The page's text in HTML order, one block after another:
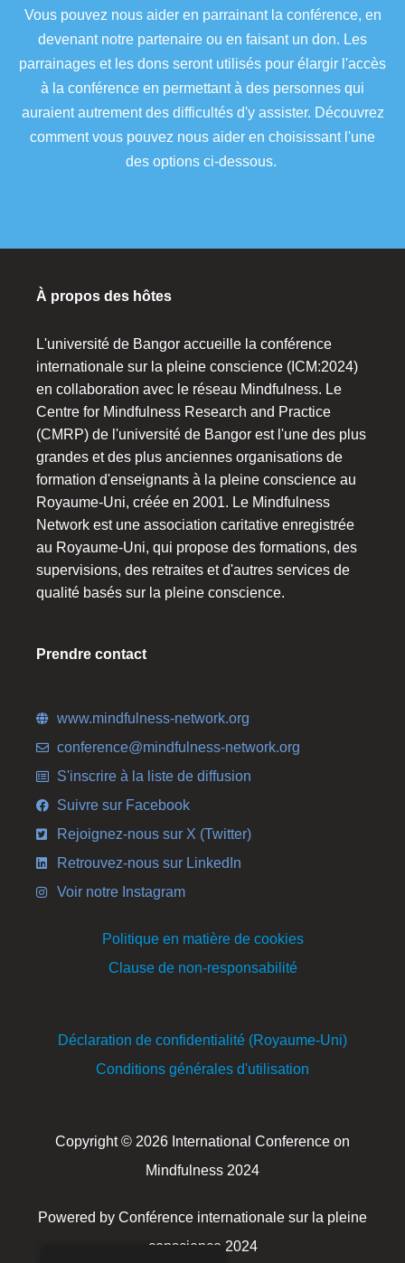
Vous pouvez nous aider en parrainant la conférence, en
devenant notre partenaire ou en faisant un don. Les
parrainages et les dons seront utilisés pour élargir l'accès
à la conférence en permettant à des personnes qui
auraient autrement des difficultés d'y assister. Découvrez
comment vous pouvez nous aider en choisissant l'une
des options ci-dessous.
À propos des hôtes
L'université de Bangor accueille la conférence
internationale sur la pleine conscience (ICM:2024)
en collaboration avec le réseau Mindfulness. Le
Centre for Mindfulness Research and Practice
(CMRP) de l'université de Bangor est l'une des plus
grandes et des plus anciennes organisations de
formation d'enseignants à la pleine conscience au
Royaume-Uni, créée en 2001. Le Mindfulness
Network est une association caritative enregistrée
au Royaume-Uni, qui propose des formations, des
supervisions, des retraites et d'autres services de
qualité basés sur la pleine conscience.
Prendre contact
www.mindfulness-network.org
conference@mindfulness-network.org
S'inscrire à la liste de diffusion
Suivre sur Facebook
Rejoignez-nous sur X (Twitter)
Retrouvez-nous sur LinkedIn
Voir notre Instagram
Politique en matière de cookies
Clause de non-responsabilité
Déclaration de confidentialité (Royaume-Uni)
Conditions générales d'utilisation
Copyright © 2026 International Conference on
Mindfulness 2024
Powered by Conférence internationale sur la pleine
conscience 2024